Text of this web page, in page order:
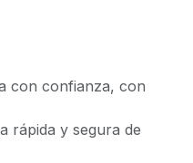
con confianza, con
rápida y segura de